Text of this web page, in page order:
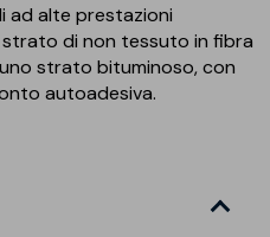
alte prestazioni
di non tessuto in fibra
strato bituminoso, con
autoadesiva.